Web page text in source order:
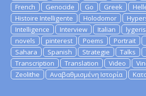
French
Genocide Go Greek
Histoire Intelligente
Holodomor
Intelligence
Interview Italian
novels
pinterest Poems Portrait
Sahara
Spanish Strategie Talks
Transcription
Translation Video
Zeolithe
Αναβαθμισμένη Ιστορία